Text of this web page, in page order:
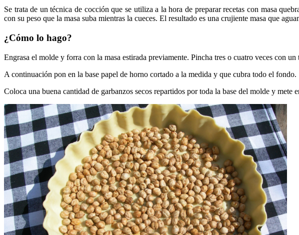
Se trata de un técnica de cocción que se utiliza a la hora de preparar recetas con masa
con su peso que la masa suba mientras la cueces. El resultado es una crujiente masa que
¿Cómo lo hago?
Engrasa el molde y forra con la masa estirada previamente. Pincha tres o cuatro veces con
A continuación pon en la base papel de horno cortado a la medida y que cubra todo el fondo.
Coloca una buena cantidad de garbanzos secos repartidos por toda la base del molde y mete